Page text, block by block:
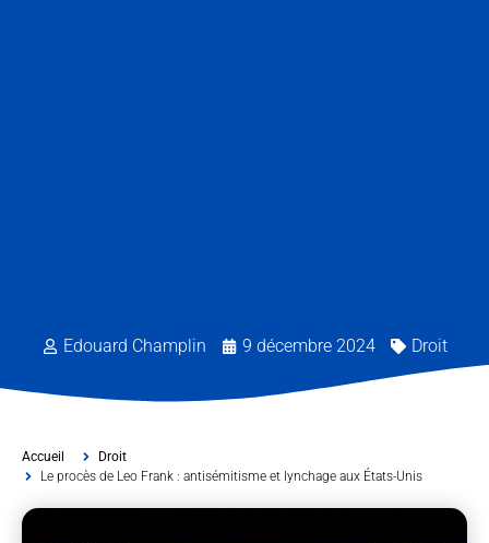
Edouard Champlin 9 décembre 2024 Droit
Accueil
Droit
Le procès de Leo Frank : antisémitisme et lynchage aux États-Unis